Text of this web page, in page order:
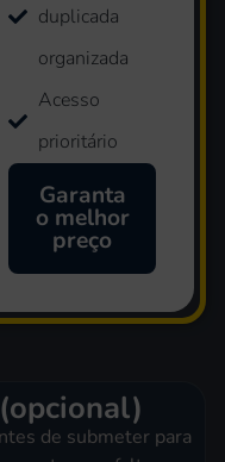
duplicada
organizada
Acesso
prioritário
Garanta
o melhor
preço
de submeter para